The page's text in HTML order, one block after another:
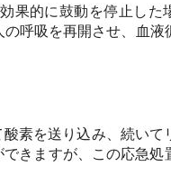
果的に鼓動を停止した
呼吸を再開させ、血液
素を送り込み、続いて
きますが、この応急処